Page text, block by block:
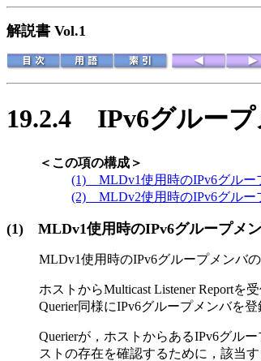
解説書 Vol.1
19.2.4 IPv6グルー
＜この項の構成＞
(1) MLDv1使用時のIPv6グルー
(2) MLDv2使用時のIPv6グルー
(1) MLDv1使用時のIPv6グループメ
MLDv1使用時のIPv6グループメンバ
ホストからMulticast Listener Reportを
Querier同様にIPv6グループメンバを登
Querierが，ホストからあるIPv6グル
ストの存在を確認するために，該当